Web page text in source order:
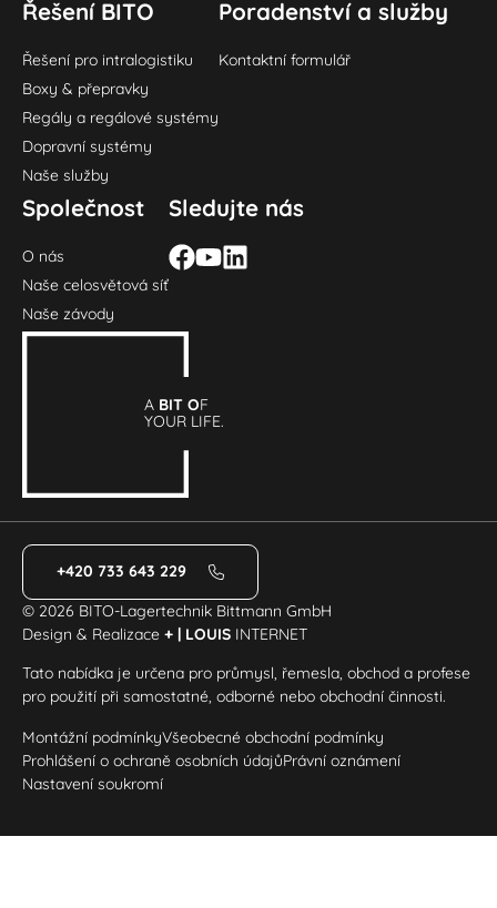
Řešení BITO
Řešení pro intralogistiku
Boxy & přepravky
Regály a regálové systémy
Dopravní systémy
Naše služby
Poradenství a služby
Kontaktní formulář
Společnost
O nás
Naše celosvětová síť
Naše závody
Sledujte nás
A BIT OF
YOUR LIFE.
+420 733 643 229
© 2026 BITO-Lagertechnik Bittmann GmbH
Design & Realizace+ | LOUIS INTERNET
Tato nabídka je určena pro průmysl, řemesla, obchod a profese
pro použití při samostatné, odborné nebo obchodní činnosti.
Montážní podmínkyVšeobecné obchodní podmínky
Prohlášení o ochraně osobních údajůPrávní oznámení
Nastavení soukromí